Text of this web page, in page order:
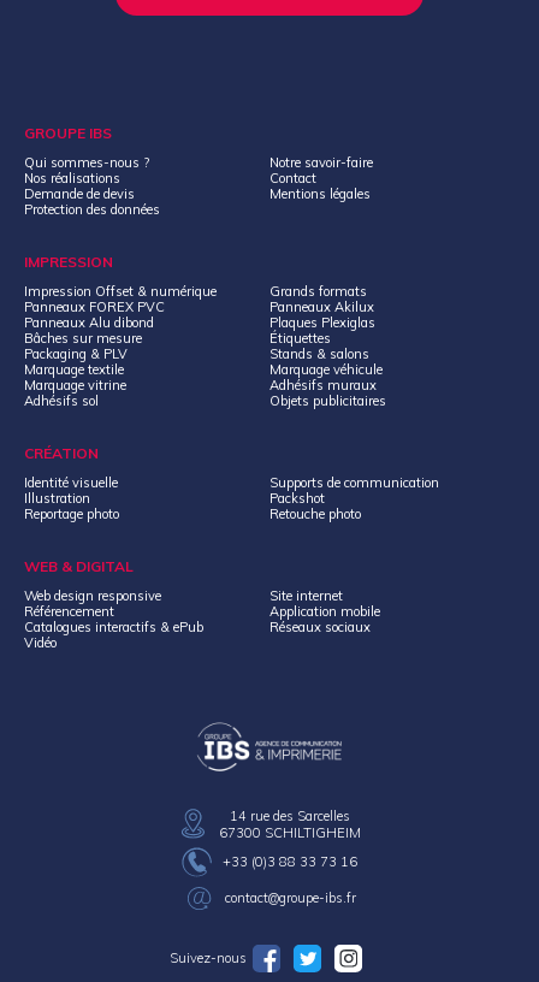
14 rue des Sarcelles
67300 SCHILTIGHEIM
contact@groupe-ibs.fr
Suivez-nous
GROUPE IBS
Qui sommes-nous ?
Notre savoir-faire
Nos réalisations
Contact
Demande de devis
Mentions légales
Protection des données
IMPRESSION
Impression Offset & numérique
Grands formats
Panneaux FOREX PVC
Panneaux Akilux
Panneaux Alu dibond
Plaques Plexiglas
Bâches sur mesure
Étiquettes
Packaging & PLV
Stands & salons
Marquage textile
Marquage véhicule
Marquage vitrine
Adhésifs muraux
Adhésifs sol
Objets publicitaires
CRÉATION
Identité visuelle
Supports de communication
Illustration
Packshot
Reportage photo
Retouche photo
WEB & DIGITAL
Web design responsive
Site internet
Référencement
Application mobile
Catalogues interactifs & ePub
Réseaux sociaux
Vidéo